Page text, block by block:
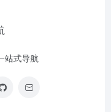
站式导航